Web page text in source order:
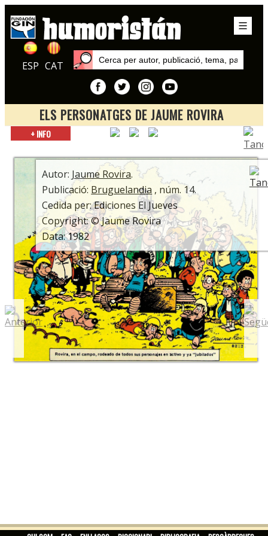
ESP CAT
ELS PERSONATGES DE JAUME ROVIRA
Inici
Bruguelandia
+ INFO
Autor: Jaume Rovira.
Publicació: Bruguelandia , núm. 14.
Cedida per: Ediciones El Jueves
Copyright: © Jaume Rovira
Data: 1982